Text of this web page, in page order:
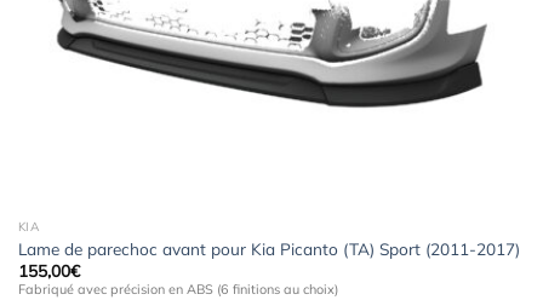
KIA
Lame de parechoc avant pour Kia Picanto (TA) Sport (2011-2017)
155,00€
Fabriqué avec précision en ABS (6 finitions au choix)